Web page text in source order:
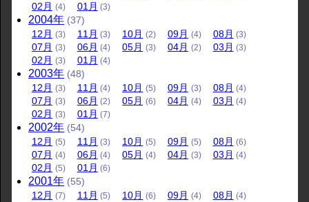
02月 (4) 01月 (3)
2004年 (37)
12月 (3) 11月 (3) 10月 (2) 09月 (4) 08月 (3)
07月 (3) 06月 (4) 05月 (3) 04月 (2) 03月 (3)
02月 (3) 01月 (4)
2003年 (48)
12月 (3) 11月 (4) 10月 (5) 09月 (3) 08月 (4)
07月 (3) 06月 (2) 05月 (6) 04月 (4) 03月 (4)
02月 (3) 01月 (7)
2002年 (54)
12月 (5) 11月 (3) 10月 (5) 09月 (5) 08月 (6)
07月 (4) 06月 (4) 05月 (4) 04月 (3) 03月 (4)
02月 (5) 01月 (6)
2001年 (55)
12月 (7) 11月 (5) 10月 (6) 09月 (4) 08月 (4)